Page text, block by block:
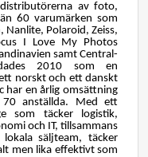
av foto,
60 varumärken som
Nanlite, Polaroid, Zeiss,
I Love My Photos
samt Central-
2010 som en
norskt och ett danskt
har en årlig omsättning
anställda. Med ett
som täcker logistik,
och IT, tillsammans
säljteam, täcker
men lika effektivt som